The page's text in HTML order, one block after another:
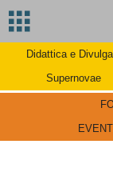
Didattica e
Supernovae